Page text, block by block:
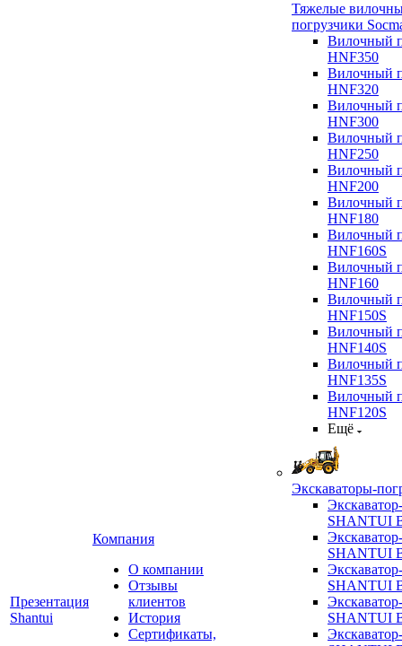
Презентация
Shantui
Компания
О компании
Отзывы
клиентов
История
Сертификаты,
Тяжелые
погрузчики
Вилочный
HNF350
Вилочный
HNF320
Вилочный
HNF300
Вилочный
HNF250
Вилочный
HNF200
Вилочный
HNF180
Вилочный
HNF160S
Вилочный
HNF160
Вилочный
HNF150S
Вилочный
HNF140S
Вилочный
HNF135S
Вилочный
HNF120S
Ещё
Экскаваторы-
SHANTUI
SHANTUI
SHANTUI
SHANTUI